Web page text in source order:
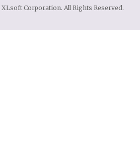
Corporation. All Rights Reserved.